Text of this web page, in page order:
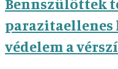
parazitaellenes
védelem a